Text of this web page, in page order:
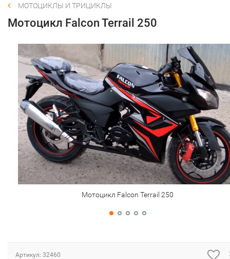
МОТОЦИКЛЫ И ТРИЦИКЛЫ
Мотоцикл Falcon Terrail 250
Мотоцикл Falcon Terrail 250
Артикул: 32460